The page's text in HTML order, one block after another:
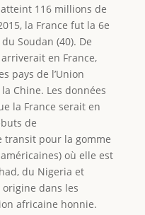
116 millions de
la France fut la 6e
Soudan (40). De
en France,
pays de l’Union
Chine. Les données
la France serait en
de
transit pour la gomme
où elle est
du Nigeria et
dans les
africaine honnie.